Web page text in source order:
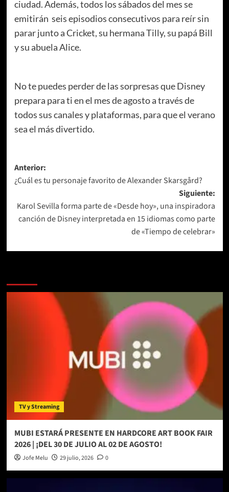
ciudad. Además, todos los sábados del mes se
emitirán seis episodios consecutivos para reír sin
parar junto a Cricket, su hermana Tilly, su papá Bill
y su abuela Alice.
No te puedes perder de las sorpresas que Disney
prepara para ti en el mes de agosto a través de
todos sus canales y plataformas, para que el verano
sea el más divertido.
Navegación
de
entradas
Anterior:
¿Cuál es tu personaje favorito de Alexander Skarsgård?
Siguiente:
Karol Sevilla forma parte de «Desde hoy», una inspiradora
canción de Disney interpretada en 15 idiomas como parte
de «Tiempo de celebrar»
TV y Streaming
MUBI ESTARÁ PRESENTE EN HARDCORE ART BOOK FAIR
2026 | ¡DEL 30 DE JULIO AL 02 DE AGOSTO!
Jofe Melu 29 julio, 2026 0